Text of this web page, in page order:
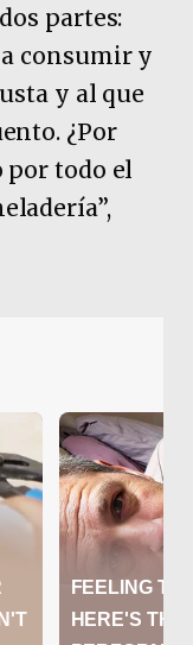
partes:
consumir y
y al que
¿Por
por todo el